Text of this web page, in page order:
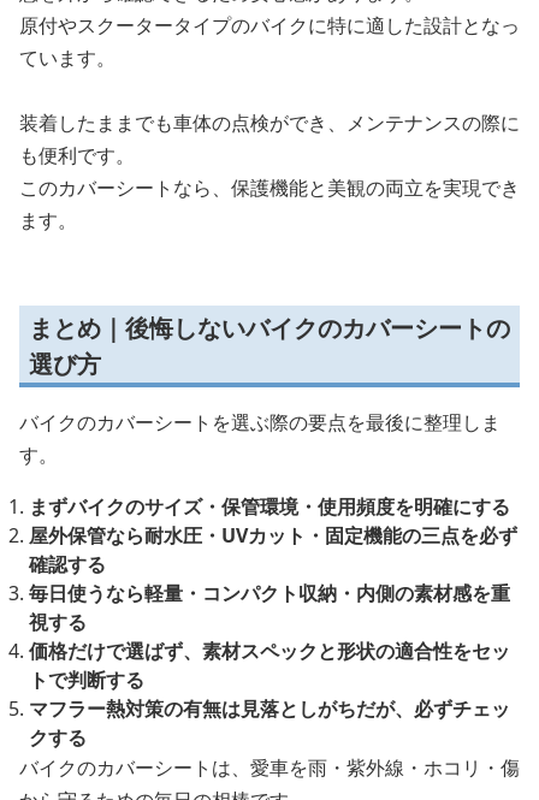
原付やスクータータイプのバイクに特に適した設計となっ
ています。
装着したままでも車体の点検ができ、メンテナンスの際に
も便利です。
このカバーシートなら、保護機能と美観の両立を実現でき
ます。
まとめ｜後悔しないバイクのカバーシートの
選び方
バイクのカバーシートを選ぶ際の要点を最後に整理しま
す。
まずバイクのサイズ・保管環境・使用頻度を明確にする
屋外保管なら耐水圧・UVカット・固定機能の三点を必ず
確認する
毎日使うなら軽量・コンパクト収納・内側の素材感を重
視する
価格だけで選ばず、素材スペックと形状の適合性をセッ
トで判断する
マフラー熱対策の有無は見落としがちだが、必ずチェッ
クする
バイクのカバーシートは、愛車を雨・紫外線・ホコリ・傷